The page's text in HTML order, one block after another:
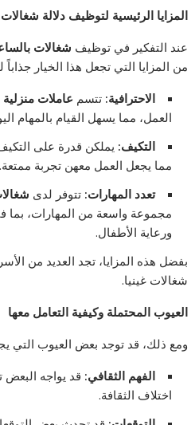
المزايا الرئيسية لتوظيف دلالة
عند التفكير في توظيف شغالات
من المزايا التي تجعل هذا الخيار جذاباً
الاحترافية: تتسم عاملات
العمل، مما يسهل القيام بالمهام
التكيف: يملكن قدرة على
مما يجعل العمل معهن تجربة ممتعة.
تعدد المهارات: تتوفر لدى
مجموعة واسعة من المهارات، بما
ورعاية الأطفال.
بفضل هذه المزايا، تجد العديد من
شغالات غينيا.
العيوب المحتملة وكيفية التعامل معها
ومع ذلك، قد توجد بعض العيوب التي
الفهم الثقافي: قد يواجه
اختلاف الثقافة.